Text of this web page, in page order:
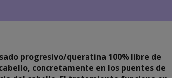
progresivo/queratina 100% libre de
concretamente en los puentes de